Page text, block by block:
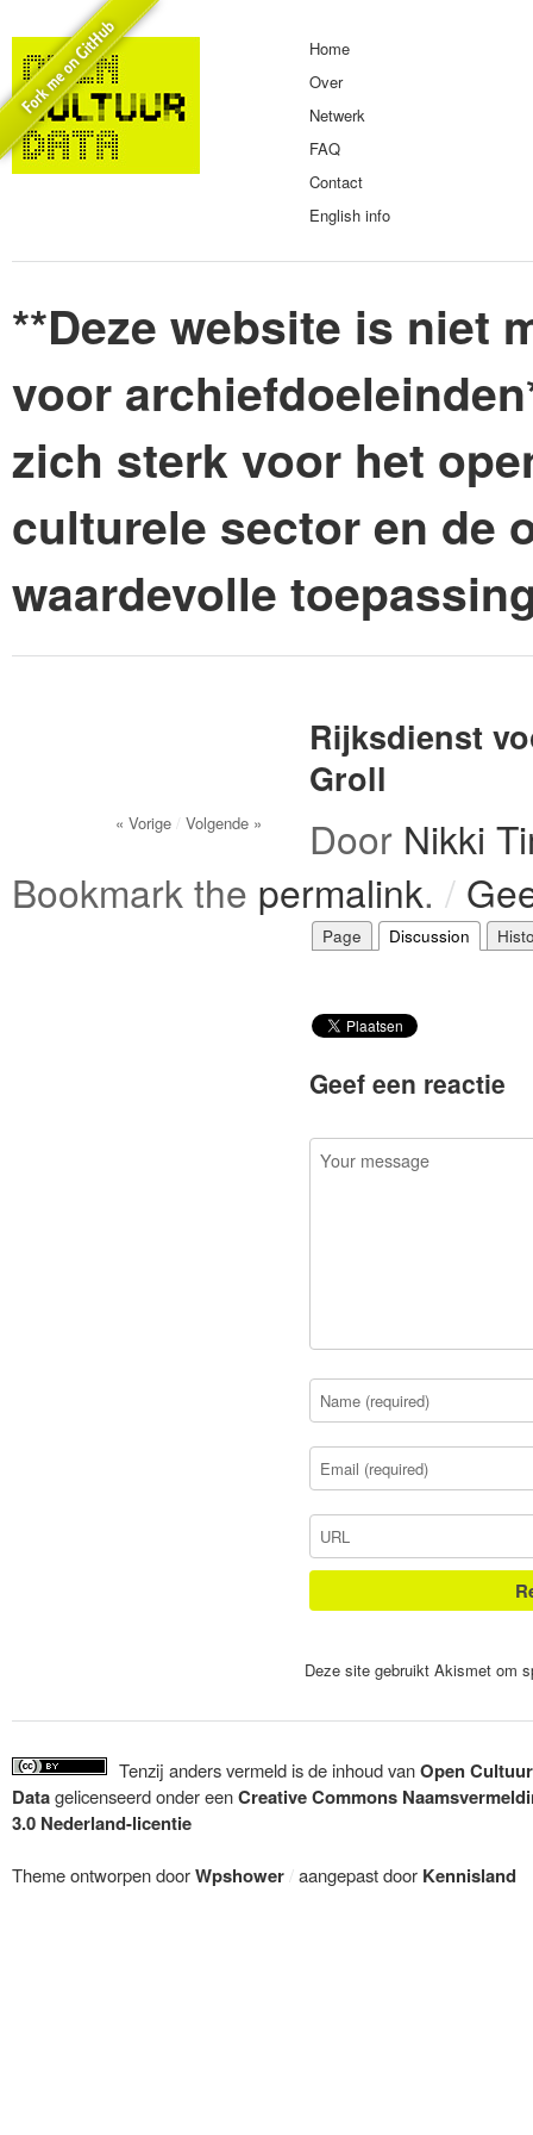
Home
Over
Netwerk
FAQ
Contact
English info
**Deze website is niet
voor
zich sterk voor het
culturele sector en de
waardevolle
Rijksdienst
Groll
« Vorige / Volgende » Door Nikki
Bookmark the permalink. /
Page Discussion
Geef een reactie
Deze site gebruikt Akismet om
Tenzij anders vermeld is de inhoud vanOpen Cultuur
Datagelicenseerd onder eenCreative Commons
3.0 Nederland-licentie
Theme ontworpen doorWpshower /aangepast door Kennisland